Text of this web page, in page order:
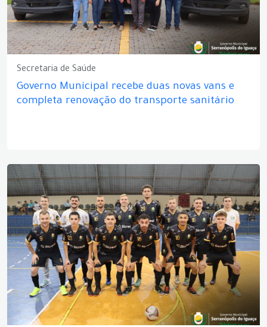
Secretaria de Saúde
Governo Municipal recebe duas novas vans e
completa renovação do transporte sanitário